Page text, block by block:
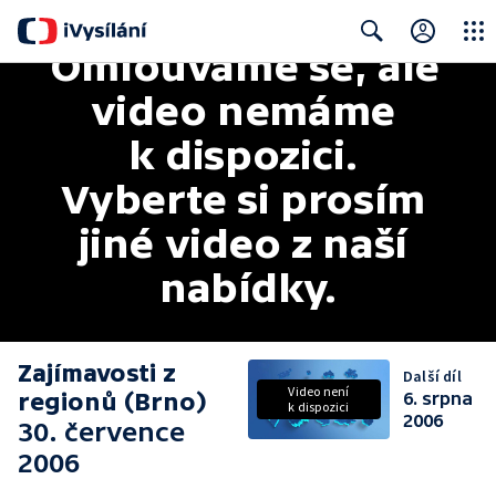
Search
Omlouváme se, ale
video nemáme
k dispozici.
Vyberte si prosím
jiné video z naší
nabídky.
Zajímavosti z
regionů (Brno)
30. července
2006
Video není
k dispozici
Další díl
6. srpna
2006